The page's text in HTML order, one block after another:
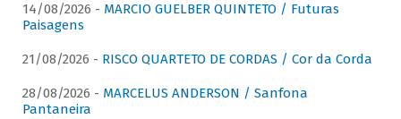
14/08/2026 - MARCIO GUELBER QUINTETO / Futuras
Paisagens
21/08/2026 - RISCO QUARTETO DE CORDAS / Cor da Corda
28/08/2026 - MARCELUS ANDERSON / Sanfona
Pantaneira